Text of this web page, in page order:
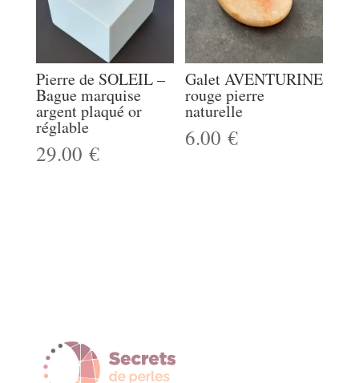
Pierre de SOLEIL –
Bague marquise
argent plaqué or
réglable
29.00 €
Galet AVENTURINE
rouge pierre
naturelle
6.00€